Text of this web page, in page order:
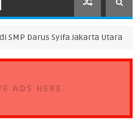
Jakarta Utara DAERAH
ADS HERE